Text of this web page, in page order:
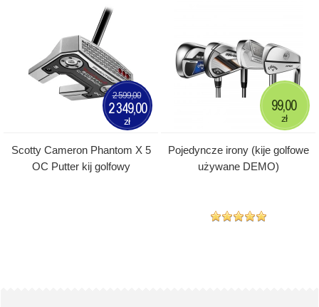
Scotty Cameron Phantom X 5
OC Putter kij golfowy
2 599,00
2 349,00
zł
Pojedyncze irony (kije golfowe
używane DEMO)
99,00
zł